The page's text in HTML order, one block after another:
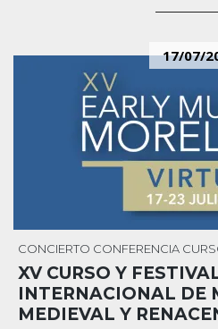
17/07/
CONCIERTO CONFERENCIA
XV CURSO Y
INTERNACIONAL DE
MEDIEVAL Y